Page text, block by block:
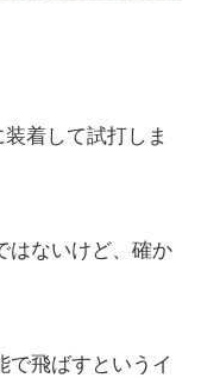
装着して試打しま
はないけど、確か
で飛ばすというイ